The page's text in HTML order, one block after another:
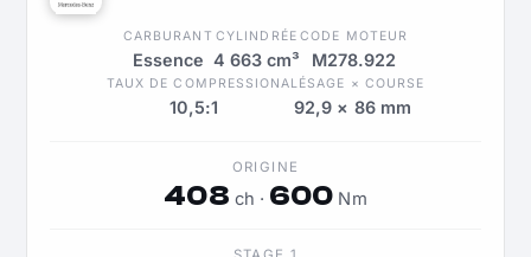
CARBURANT
Essence
CYLINDRÉE
4 663 cm³
CODE MOTEUR
M278.922
TAUX DE COMPRESSION
10,5:1
ALÉSAGE × COURSE
92,9 × 86 mm
ORIGINE
408 ch · 600 Nm